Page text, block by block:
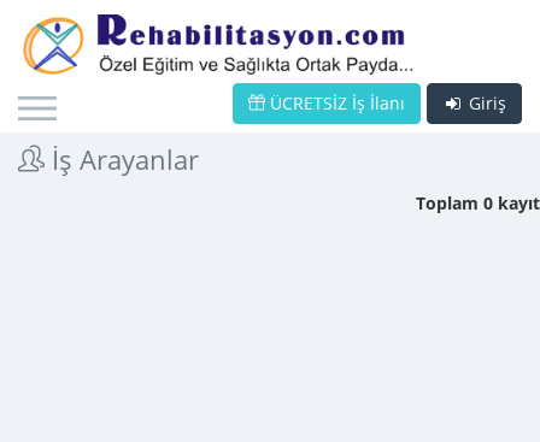
Giriş
ÜCRETSİZ İş İlanı
İş Arayanlar
Toplam 0 kayıt